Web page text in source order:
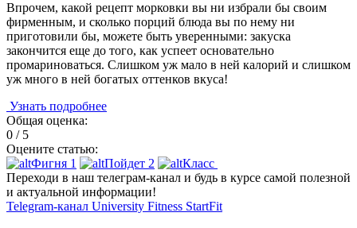
Впрочем, какой рецепт морковки вы ни избрали бы своим
фирменным, и сколько порций блюда вы по нему ни
приготовили бы, можете быть уверенными: закуска
закончится еще до того, как успеет основательно
промариноваться. Слишком уж мало в ней калорий и слишком
уж много в ней богатых оттенков вкуса!
Узнать подробнее
Общая оценка:
0 / 5
Оцените статью:
Фигня 1 Пойдет 2
Класс
Переходи в наш телеграм-канал и будь в курсе самой полезной
и актуальной информации!
Telegram-канал University Fitness StartFit